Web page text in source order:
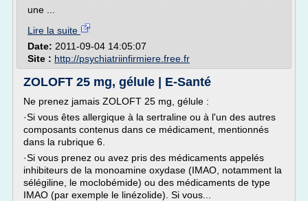
une ...
Lire la suite
Date: 2011-09-04 14:05:07
Site : http://psychiatriinfirmiere.free.fr
ZOLOFT 25 mg, gélule | E-Santé
Ne prenez jamais ZOLOFT 25 mg, gélule :
·Si vous êtes allergique à la sertraline ou à l'un des autres
composants contenus dans ce médicament, mentionnés
dans la rubrique 6.
·Si vous prenez ou avez pris des médicaments appelés
inhibiteurs de la monoamine oxydase (IMAO, notamment la
sélégiline, le moclobémide) ou des médicaments de type
IMAO (par exemple le linézolide). Si vous...